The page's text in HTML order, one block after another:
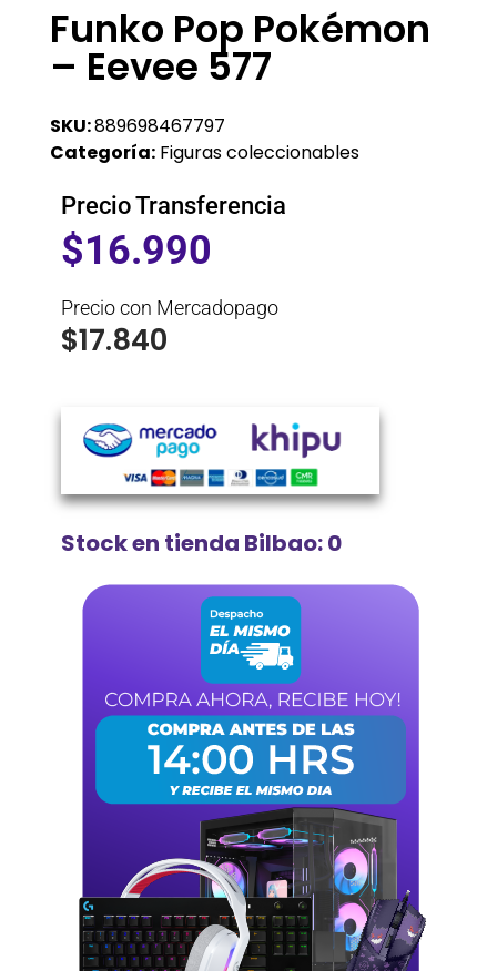
Funko Pop Pokémon
– Eevee 577
SKU:889698467797
Categoría: Figuras coleccionables
Precio Transferencia
$16.990
Precio con Mercadopago
$17.840
Stock en tienda Bilbao: 0